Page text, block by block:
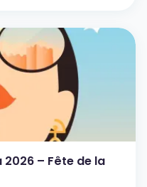
2026 – Fête de la